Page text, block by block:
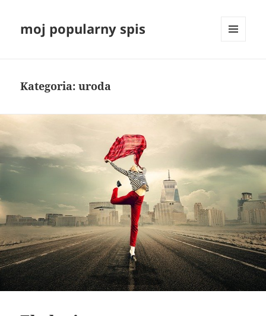
moj popularny spis
Kategoria:uroda